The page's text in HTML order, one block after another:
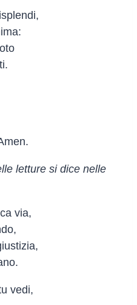
letture si dice nelle
via,
vedi,